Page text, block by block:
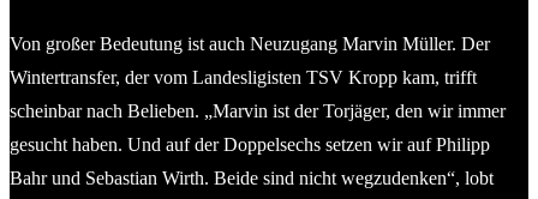
Von großer Bedeutung ist auch Neuzugang Marvin Müller. Der
Wintertransfer, der vom Landesligisten TSV Kropp kam, trifft
scheinbar nach Belieben. „Marvin ist der Torjäger, den wir immer
gesucht haben. Und auf der Doppelsechs setzen wir auf Philipp
Bahr und Sebastian Wirth. Beide sind nicht wegzudenken“, lobt